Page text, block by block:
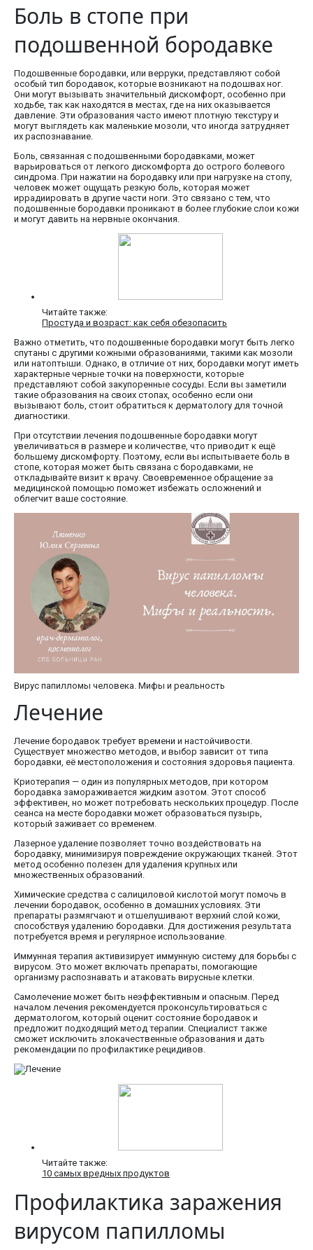
Боль в стопе при
подошвенной бородавке
Подошвенные бородавки, или верруки, представляют собой
особый тип бородавок, которые возникают на подошвах ног.
Они могут вызывать значительный дискомфорт, особенно при
ходьбе, так как находятся в местах, где на них оказывается
давление. Эти образования часто имеют плотную текстуру и
могут выглядеть как маленькие мозоли, что иногда затрудняет
их распознавание.
Боль, связанная с подошвенными бородавками, может
варьироваться от легкого дискомфорта до острого болевого
синдрома. При нажатии на бородавку или при нагрузке на стопу,
человек может ощущать резкую боль, которая может
иррадиировать в другие части ноги. Это связано с тем, что
подошвенные бородавки проникают в более глубокие слои кожи
и могут давить на нервные окончания.
Читайте также:
Простуда и возраст: как себя обезопасить
Важно отметить, что подошвенные бородавки могут быть легко
спутаны с другими кожными образованиями, такими как мозоли
или натоптыши. Однако, в отличие от них, бородавки могут иметь
характерные черные точки на поверхности, которые
представляют собой закупоренные сосуды. Если вы заметили
такие образования на своих стопах, особенно если они
вызывают боль, стоит обратиться к дерматологу для точной
диагностики.
При отсутствии лечения подошвенные бородавки могут
увеличиваться в размере и количестве, что приводит к ещё
большему дискомфорту. Поэтому, если вы испытываете боль в
стопе, которая может быть связана с бородавками, не
откладывайте визит к врачу. Своевременное обращение за
медицинской помощью поможет избежать осложнений и
облегчит ваше состояние.
Вирус папилломы человека. Мифы и реальность
Лечение
Лечение бородавок требует времени и настойчивости.
Существует множество методов, и выбор зависит от типа
бородавки, её местоположения и состояния здоровья пациента.
Криотерапия — один из популярных методов, при котором
бородавка замораживается жидким азотом. Этот способ
эффективен, но может потребовать нескольких процедур. После
сеанса на месте бородавки может образоваться пузырь,
который заживает со временем.
Лазерное удаление позволяет точно воздействовать на
бородавку, минимизируя повреждение окружающих тканей. Этот
метод особенно полезен для удаления крупных или
множественных образований.
Химические средства с салициловой кислотой могут помочь в
лечении бородавок, особенно в домашних условиях. Эти
препараты размягчают и отшелушивают верхний слой кожи,
способствуя удалению бородавки. Для достижения результата
потребуется время и регулярное использование.
Иммунная терапия активизирует иммунную систему для борьбы с
вирусом. Это может включать препараты, помогающие
организму распознавать и атаковать вирусные клетки.
Самолечение может быть неэффективным и опасным. Перед
началом лечения рекомендуется проконсультироваться с
дерматологом, который оценит состояние бородавок и
предложит подходящий метод терапии. Специалист также
сможет исключить злокачественные образования и дать
рекомендации по профилактике рецидивов.
Читайте также:
10 самых вредных продуктов
Профилактика заражения
вирусом папилломы